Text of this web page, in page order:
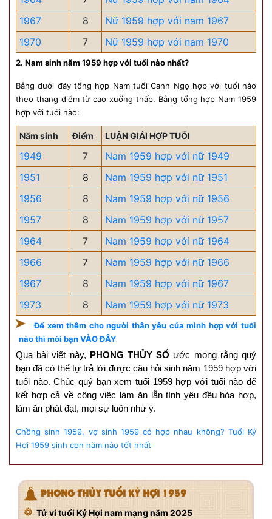
1967
8
Nữ 1959 hợp với nam 1967
1970
7 Nữ 1959 hợp với nam 1970
2. Nam sinh năm 1959 hợp với tuổi nào nhất?
Bảng dưới đây tổng hợp Nam tuổi Canh Ngọ hợp với tuổi nào
theo thang điểm từ cao xuống thấp. Bảng tổng hợp Nam 1959
hợp với tuổi nào:
Năm sinh Điểm LUẬN GIẢI HỢP TUỔI
1949 7
Nam 1959 hợp với nữ 1949
1951
8
Nam 1959 hợp với nữ 1951
1956
8
Nam 1959 hợp với nữ 1956
1957
8
Nam 1959 hợp với nữ 1957
1964
7
Nam 1959 hợp với nữ 1964
1966
7
Nam 1959 hợp với nữ 1966
1967
8
Nam 1959 hợp với nữ 1967
1973
8 Nam 1959 hợp với nữ 1973
Để xem thêm cho người thân yêu của mình hợp với tuổi
nào thì mời bạn VÀO ĐÂY
Qua bài viết này,
PHONG THỦY SỐ ước mong rằng quý
bạn đã có thể tự trả lời được câu hỏi sinh năm 1959 hợp với
tuổi nào. Chúc quý bạn xem tuổi 1959 hợp với tuổi nào để
kết hợp cả về công việc làm ăn lẫn tình yêu đều hòa hợp,
làm ăn phát đạt, mọi sự luôn như ý.
Chồng sinh 1959, vợ sinh 1959 có hợp nhau không? Tuổi Kỷ
Hợi 1959 sinh con năm nào tốt nhất
PHONG THỦY TUỔI KỶ HỢI 1959
Tử vi tuổi Kỷ Hợi nam mạng năm 2025